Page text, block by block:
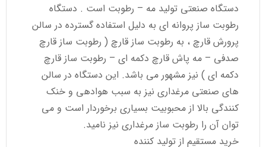
دستگاه صنعتی تولید مه – رطوبت است . دستگاه
رطوبت ساز پروانه ای به دلیل استفاده گسترده در سالن
پرورش قارچ ، به رطوبت ساز قارچ ( رطوبت ساز قارچ
صدفی – مه پاش قارچ دکمه ای – رطوبت ساز قارچ
دکمه ای ) نیز مشهور می باشد. این دستگاه در سالن
های صنعتی مرغداری نیز به سبب هوادهی و خنک
کنندگی بالا از محبوبیت بسیاری برخوردار است و می
توان آن را رطوبت ساز مرغداری نیز نامید.
خرید مستقیم از تولید کننده